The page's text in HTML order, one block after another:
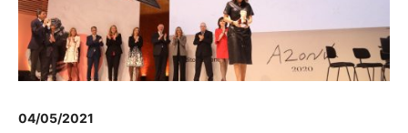
04/05/2021